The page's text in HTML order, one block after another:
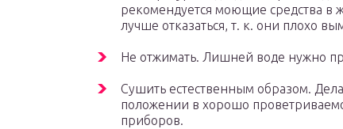
рекомендуется моющие средства
лучше отказаться, т. к. они плохо
Не отжимать. Лишней воде нужно
Сушить естественным образом.
положении в хорошо
приборов.